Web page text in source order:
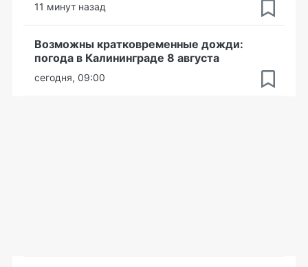
11 минут назад
Возможны кратковременные дожди:
погода в Калининграде 8 августа
сегодня, 09:00